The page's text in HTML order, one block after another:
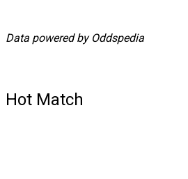
Data powered by Oddspedia
Hot Match